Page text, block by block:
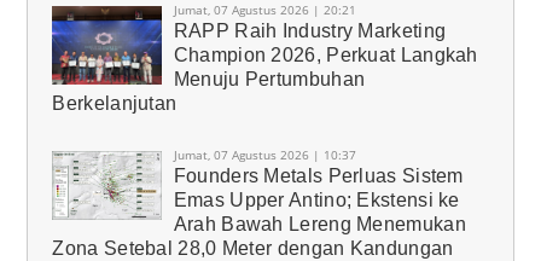
Jumat, 07 Agustus 2026 | 20:21
RAPP Raih Industry Marketing
Champion 2026, Perkuat Langkah
Menuju Pertumbuhan
Berkelanjutan
Jumat, 07 Agustus 2026 | 10:37
Founders Metals Perluas Sistem
Emas Upper Antino; Ekstensi ke
Arah Bawah Lereng Menemukan
Zona Setebal 28,0 Meter dengan Kandungan